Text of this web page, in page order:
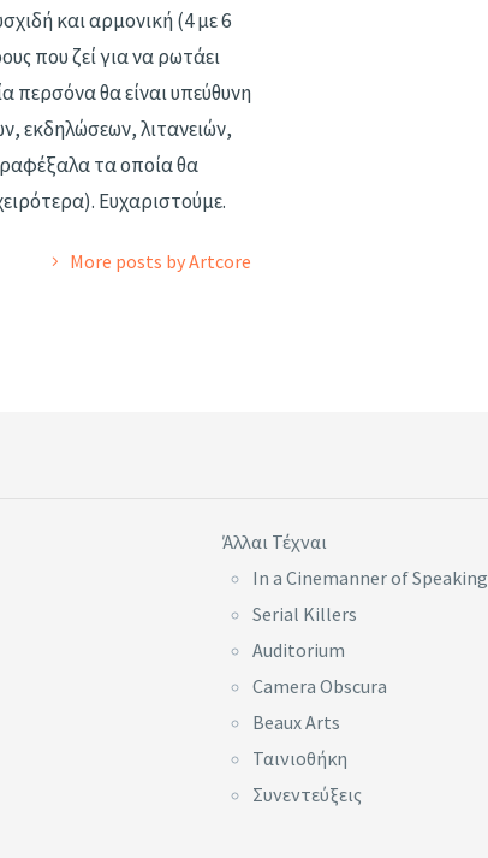
και αρμονική (4 με 6
που ζεί για να ρωτάει
περσόνα θα είναι υπεύθυνη
εκδηλώσεων, λιτανειών,
τα οποία θα
Ευχαριστούμε.
More posts by Artcore
Άλλαι Τέχναι
In a Cinemanner of Speaking
Serial Killers
Auditorium
Camera Obscura
Beaux Arts
Ταινιοθήκη
Συνεντεύξεις